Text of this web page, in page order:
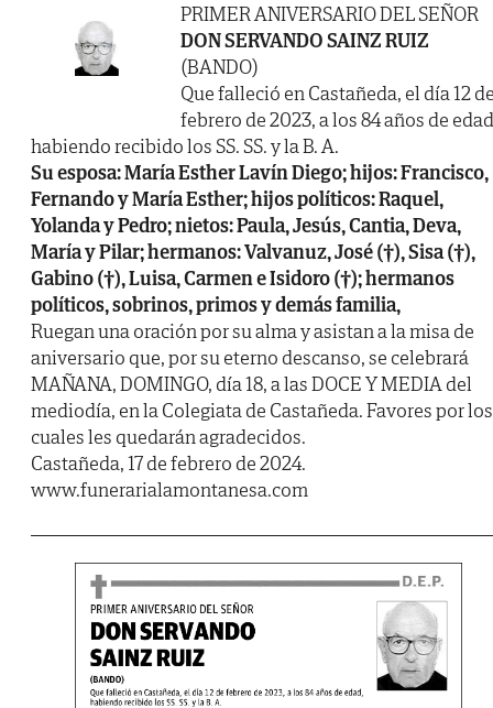
PRIMER ANIVERSARIO DEL SEÑOR
DON SERVANDO SAINZ RUIZ
(BANDO)
Que falleció en Castañeda, el día 12
febrero de 2023, a los 84 años de
habiendo recibido los SS. SS. y la B. A.
Su esposa: María Esther Lavín Diego; hijos: Francisco,
Fernando y María Esther; hijos políticos: Raquel,
Yolanda y Pedro; nietos: Paula, Jesús, Cantia, Deva,
María y Pilar; hermanos: Valvanuz, José (†), Sisa (†),
Gabino (†), Luisa, Carmen e Isidoro (†); hermanos
políticos, sobrinos, primos y demás familia,
Ruegan una oración por su alma y asistan a la misa de
aniversario que, por su eterno descanso, se celebrará
MAÑANA, DOMINGO, día 18, a las DOCE Y MEDIA del
mediodía, en la Colegiata de Castañeda. Favores por los
cuales les quedarán agradecidos.
Castañeda, 17 de febrero de 2024.
www.funerarialamontanesa.com